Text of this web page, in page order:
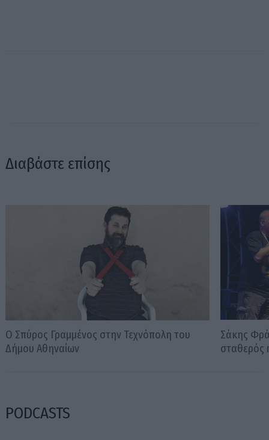
Διαβάστε επίσης
Ο Σπύρος Γραμμένος στην Τεχνόπολη του
Δήμου Αθηναίων
Σάκης
σταθερός
PODCASTS